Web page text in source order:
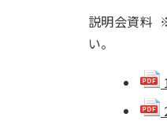
説明会資料
い。